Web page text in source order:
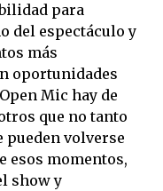
para
del espectáculo y
más
oportunidades
Mic hay de
que no tanto
pueden volverse
esos momentos,
show y